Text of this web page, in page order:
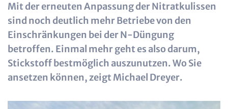
Mit der erneuten Anpassung der Nitratkulissen
sind noch deutlich mehr Betriebe von den
Einschränkungen bei der N-Düngung
betroffen. Einmal mehr geht es also darum,
Stickstoff bestmöglich auszunutzen. Wo Sie
ansetzen können, zeigt Michael Dreyer.